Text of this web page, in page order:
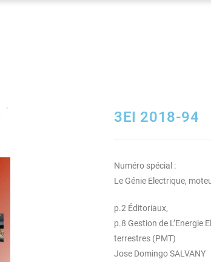
3EI 2018-94
Numéro spécial :
Le Génie Electrique,
p.2 Éditoriaux,
p.8 Gestion de L’Energie
terrestres (PMT)
Jose Domingo SALVANY